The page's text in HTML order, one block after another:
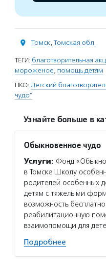
Томск, Томская обл.
ТЕГИ: благотворительная
мороженое, помощь детям
НКО: Детский
чудо"
Узнайте больше в
Обыкновенное чудо
Услуги: Фонд
в Томске Школу
родителей особенных
детям с тяжелыми
возможность
реабилитационную
взаимопомощи для
Подробнее